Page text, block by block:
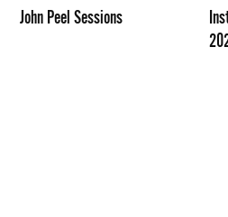
John Peel Sessions